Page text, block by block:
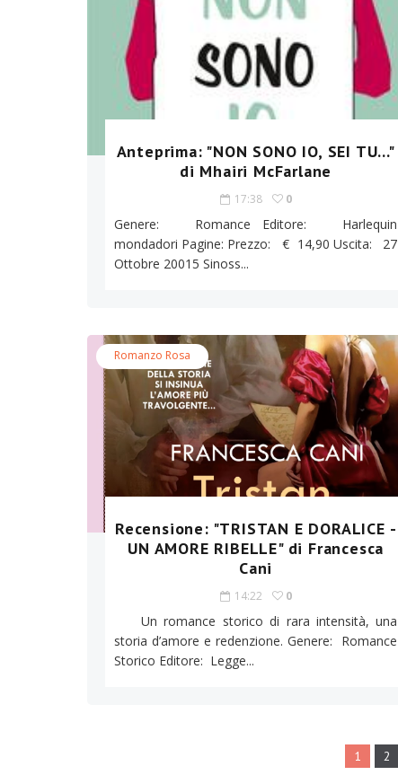
Anteprima: "NON SONO IO, SEI TU..."
di Mhairi McFarlane
17:38 0
Genere: Romance Editore: Harlequin
mondadori Pagine: Prezzo: € 14,90 Uscita: 27
Ottobre 20015 Sinoss...
Romanzo Rosa
Recensione: "TRISTAN E DORALICE -
UN AMORE RIBELLE" di Francesca
Cani
14:22 0
Un romance storico di rara intensità, una
storia d’amore e redenzione. Genere: Romance
Storico Editore: Legge...
1 2